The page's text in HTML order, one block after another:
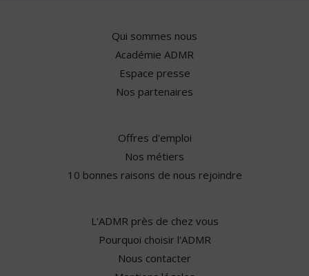
Qui sommes nous
Académie ADMR
Espace presse
Nos partenaires
Offres d'emploi
Nos métiers
10 bonnes raisons de nous rejoindre
L'ADMR près de chez vous
Pourquoi choisir l'ADMR
Nous contacter